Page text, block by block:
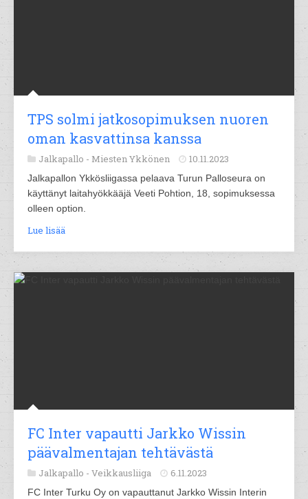
TPS solmi jatkosopimuksen nuoren
oman kasvattinsa kanssa
Jalkapallo - Miesten Ykkönen 10.11.2023
Jalkapallon Ykkösliigassa pelaava Turun Palloseura on
käyttänyt laitahyökkääjä Veeti Pohtion, 18, sopimuksessa
olleen option.
Lue lisää
FC Inter vapautti Jarkko Wissin
päävalmentajan tehtävästä
Jalkapallo - Veikkausliiga 6.11.2023
FC Inter Turku Oy on vapauttanut Jarkko Wissin Interin